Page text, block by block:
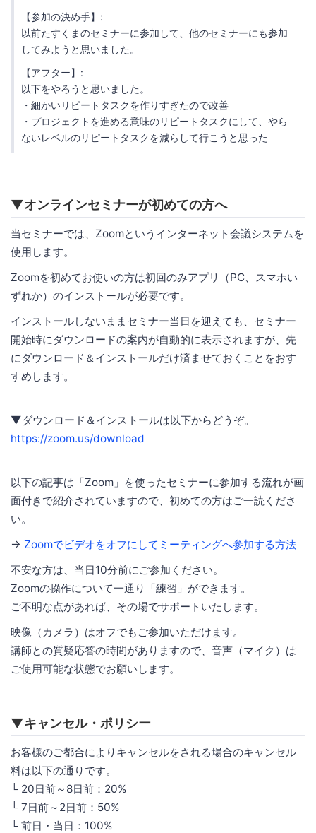
【参加の決め手】:
以前たすくまのセミナーに参加して、他のセミナーにも参加
してみようと思いました。
【アフター】:
以下をやろうと思いました。
・細かいリピートタスクを作りすぎたので改善
・プロジェクトを進める意味のリピートタスクにして、やら
ないレベルのリピートタスクを減らして行こうと思った
▼オンラインセミナーが初めての方へ
当セミナーでは、Zoomというインターネット会議システムを
使用します。
Zoomを初めてお使いの方は初回のみアプリ（PC、スマホい
ずれか）のインストールが必要です。
インストールしないままセミナー当日を迎えても、セミナー
開始時にダウンロードの案内が自動的に表示されますが、先
にダウンロード＆インストールだけ済ませておくことをおす
すめします。
▼ダウンロード＆インストールは以下からどうぞ。
https://zoom.us/download
以下の記事は「Zoom」を使ったセミナーに参加する流れが画
面付きで紹介されていますので、初めての方はご一読くださ
い。
→ Zoomでビデオをオフにしてミーティングへ参加する方法
不安な方は、当日10分前にご参加ください。
Zoomの操作について一通り「練習」ができます。
ご不明な点があれば、その場でサポートいたします。
映像（カメラ）はオフでもご参加いただけます。
講師との質疑応答の時間がありますので、音声（マイク）は
ご使用可能な状態でお願いします。
▼キャンセル・ポリシー
お客様のご都合によりキャンセルをされる場合のキャンセル
料は以下の通りです。
└ 20日前～8日前：20%
└ 7日前～2日前：50%
└ 前日・当日：100%